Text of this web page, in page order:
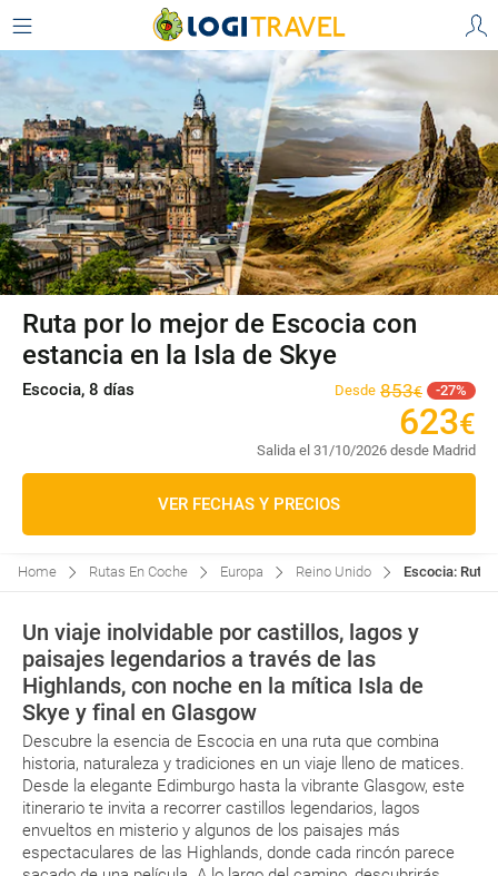
Ruta por lo mejor de Escocia con
estancia en la Isla de Skye
Escocia, 8 días Desde 853€ 27
623€
Salida el 31/10/2026 desde Madrid
VER FECHAS Y PRECIOS
Home Rutas En Coche Europa Reino Unido Escocia: Ruta
Un viaje inolvidable por castillos, lagos y
paisajes legendarios a través de las
Highlands, con noche en la mítica Isla de
Skye y final en Glasgow
Descubre la esencia de Escocia en una ruta que combina
historia, naturaleza y tradiciones en un viaje lleno de matices.
Desde la elegante Edimburgo hasta la vibrante Glasgow, este
itinerario te invita a recorrer castillos legendarios, lagos
envueltos en misterio y algunos de los paisajes más
espectaculares de las Highlands, donde cada rincón parece